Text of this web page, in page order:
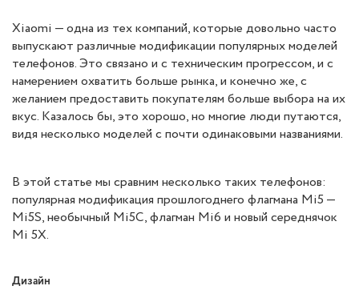
Xiaomi — одна из тех компаний, которые довольно часто
выпускают различные модификации популярных моделей
телефонов. Это связано и с техническим прогрессом, и с
намерением охватить больше рынка, и конечно же, с
желанием предоставить покупателям больше выбора на их
вкус. Казалось бы, это хорошо, но многие люди путаются,
видя несколько моделей с почти одинаковыми названиями.
В этой статье мы сравним несколько таких телефонов:
популярная модификация прошлогоднего флагмана Mi5 —
Mi5S, необычный Mi5C, флагман Mi6 и новый середнячок
Mi 5X.
Дизайн